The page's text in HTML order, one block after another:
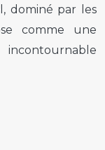
dominé par les
comme une